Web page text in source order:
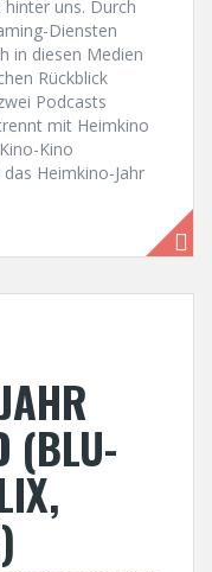
uns. Durch
Diensten
in diesen Medien
Rückblick
Podcasts
mit Heimkino
Kino
Heimkino-Jahr
(BLU-